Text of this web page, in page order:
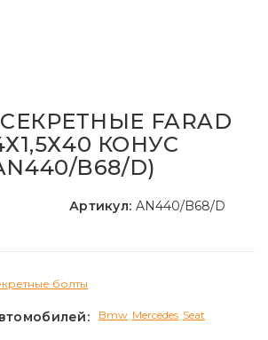
FARAD
КОНУС
B68/D)
Артикул: AN440/B68/D
болты
Bmw Mercedes Seat